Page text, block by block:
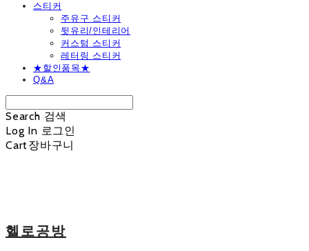
스티커
주유구 스티커
뒷유리/인테리어
커스텀 스티커
레터링 스티커
★할인품목★
Q&A
Search 검색
Log In 로그인
Cart장바구니
헬로공방